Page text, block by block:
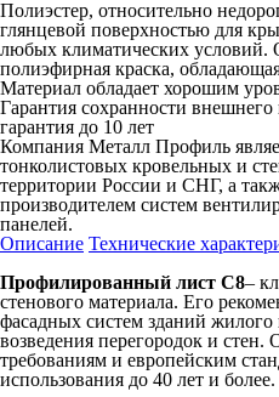
Полиэстер, относительно
глянцевой поверхностью для
любых климатических условий.
полиэфирная краска,
Материал обладает хорошим
Гарантия сохранности
гарантия до 10 лет
Компания Металл Профиль
тонколистовых кровельных и
территории России и СНГ, а
производителем систем
панелей.
Описание Технические
Профилированный лист С8–
стенового материала. Его
фасадных систем зданий
возведения перегородок и стен.
требованиям и европейским
использования до 40 лет и более.